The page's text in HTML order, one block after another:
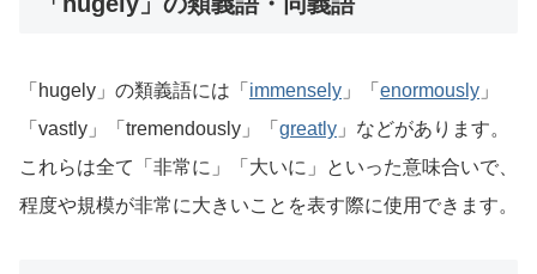
「hugely」の類義語には「 immensely 」「 enormously 」
「vastly」「tremendously」「 greatly 」などがあります。
これらは全て「非常に」「大いに」といった意味合いで、
程度や規模が非常に大きいことを表す際に使用できます。